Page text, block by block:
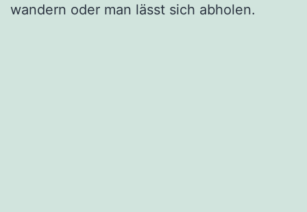
wandern oder man lässt sich abholen.